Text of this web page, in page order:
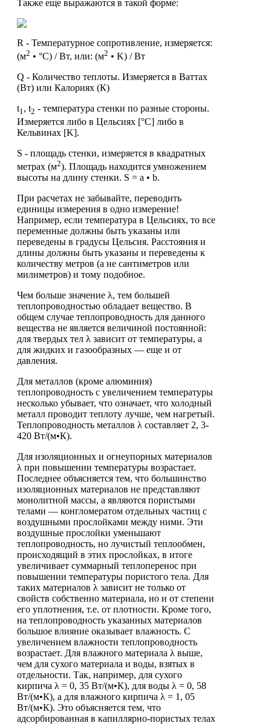
Также еще выражаются в такой форме:
R - Температурное сопротивление, измеряется:
(м2 • °С) / Вт, или: (м2 • K) / Вт
Q - Количество теплоты. Измеряется в Ваттах
(Вт) или Калориях (К)
t1, t2 - температура стенки по разные стороны.
Измеряется либо в Цельсиях [°C] либо в
Кельвинах [K].
S - площадь стенки, измеряется в квадратных
метрах (м2). Площадь находится умножением
высоты на длину стенки. S = a • b.
При расчетах не забывайте, переводить
единицы измерения в одно измерение!
Например, если температура в Цельсиях, то все
переменные должны быть указаны или
переведены в градусы Цельсия. Расстояния и
длины должны быть указаны и переведены к
количеству метров (а не сантиметров или
милиметров) и тому подобное.
Чем больше значение λ, тем большей
теплопроводностью обладает вещество. В
общем случае теплопроводность для данного
вещества не является величиной постоянной:
для твердых тел λ зависит от температуры, а
для жидких и газообразных — еще и от
давления.
Для металлов (кроме алюминия)
теплопроводность с увеличением температуры
несколько убывает, что означает, что холодный
металл проводит теплоту лучше, чем нагретый.
Теплопроводность металлов λ составляет 2, 3-
420 Вт/(м•К).
Для изоляционных и огнеупорных материалов
λ при повышении температуры возрастает.
Последнее объясняется тем, что большинство
изоляционных материалов не представляют
монолитной массы, а являются пористыми
телами — конгломератом отдельных частиц с
воздушными прослойками между ними. Эти
воздушные прослойки уменьшают
теплопроводность, но лучистый теплообмен,
происходящий в этих прослойках, в итоге
увеличивает суммарный теплоперенос при
повышении температуры пористого тела. Для
таких материалов λ зависит не только от
свойств собственно материала, но и от степени
его уплотнения, т.е. от плотности. Кроме того,
на теплопроводность указанных материалов
большое влияние оказывает влажность. С
увеличением влажности теплопроводность
возрастает. Для влажного материала λ выше,
чем для сухого материала и воды, взятых в
отдельности. Так, например, для сухого
кирпича λ = 0, 35 Вт/(м•К), для воды λ = 0, 58
Вт/(м•К), а для влажного кирпича λ = 1, 05
Вт/(м•К). Это объясняется тем, что
адсорбированная в капиллярно-пористых телах